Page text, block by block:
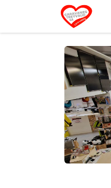
Zum Inhalt springen